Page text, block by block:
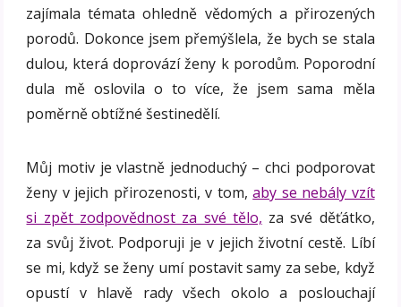
zajímala témata ohledně vědomých a přirozených
porodů. Dokonce jsem přemýšlela, že bych se stala
dulou, která doprovází ženy k porodům. Poporodní
dula mě oslovila o to více, že jsem sama měla
poměrně obtížné šestinedělí.
Můj motiv je vlastně jednoduchý – chci podporovat
ženy v jejich přirozenosti, v tom,aby se nebály vzít
si zpět zodpovědnost za své tělo, za své děťátko,
za svůj život. Podporuji je v jejich životní cestě. Líbí
se mi, když se ženy umí postavit samy za sebe, když
opustí v hlavě rady všech okolo a poslouchají